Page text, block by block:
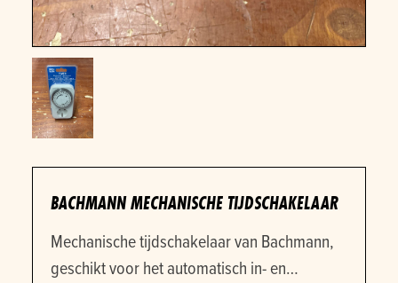
BACHMANN MECHANISCHE TIJDSCHAKELAAR
Mechanische tijdschakelaar van Bachmann,
geschikt voor het automatisch in- en